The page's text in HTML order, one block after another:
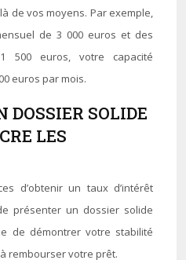
de vos moyens. Par exemple,
de 3 000 euros et des
500 euros, votre capacité
euros par mois.
DOSSIER SOLIDE
LES
d’obtenir un taux d’intérêt
présenter un dossier solide
de démontrer votre stabilité
rembourser votre prêt.